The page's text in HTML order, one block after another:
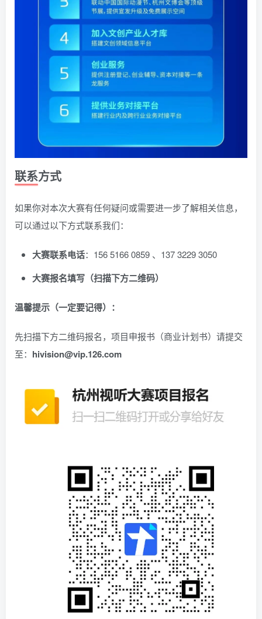
联系方式
如果你对本次大赛有任何疑问或需要进一步了解相关信息，
可以通过以下方式联系我们：
大赛联系电话：156 5166 0859 、137 3229 3050
大赛报名填写（扫描下方二维码）
温馨提示（一定要记得）：
先扫描下方二维码报名，项目申报书（商业计划书）请提交
至： hivision@vip.126.com